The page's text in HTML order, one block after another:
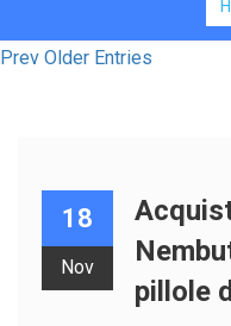
Prev Older Entries
18
Nov
pillole